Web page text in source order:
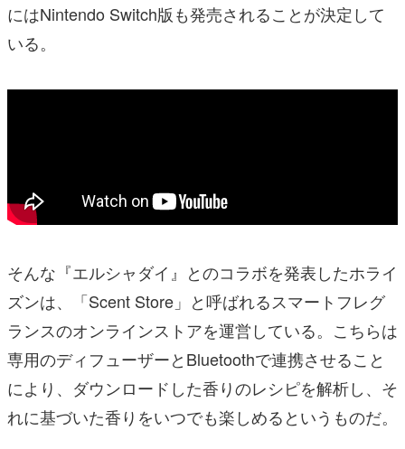
にはNintendo Switch版も発売されることが決定して
いる。
そんな『エルシャダイ』とのコラボを発表したホライ
ズンは、「Scent Store」と呼ばれるスマートフレグ
ランスのオンラインストアを運営している。こちらは
専用のディフューザーとBluetoothで連携させること
により、ダウンロードした香りのレシピを解析し、そ
れに基づいた香りをいつでも楽しめるというものだ。